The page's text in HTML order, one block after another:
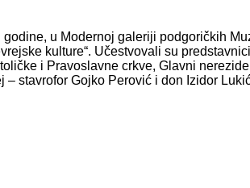
godine, u Modernoj galeriji podgoričkih
kulture“. Učestvovali su
i Pravoslavne crkve, Glavni
– stavrofor Gojko Perović i don Izidor